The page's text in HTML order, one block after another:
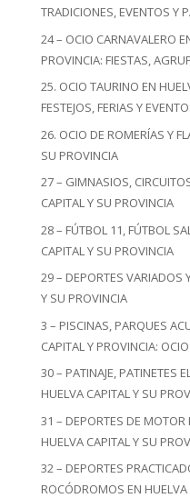
TRADICIONES, EVENTOS Y
24 – OCIO CARNAVALERO
PROVINCIA: FIESTAS,
25. OCIO TAURINO EN
FESTEJOS, FERIAS Y
26. OCIO DE ROMERÍAS Y
SU PROVINCIA
27 – GIMNASIOS,
CAPITAL Y SU PROVINCIA
28 – FÚTBOL 11, FÚTBOL
CAPITAL Y SU PROVINCIA
29 – DEPORTES VARIADOS
Y SU PROVINCIA
3 – PISCINAS, PARQUES
CAPITAL Y PROVINCIA:
30 – PATINAJE, PATINETES
HUELVA CAPITAL Y SU
31 – DEPORTES DE MOTOR
HUELVA CAPITAL Y SU
32 – DEPORTES
ROCÓDROMOS EN